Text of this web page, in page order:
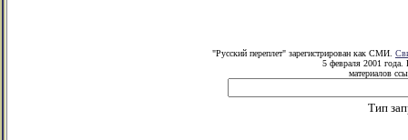
"Русский переплет" зарегистрирован как СМИ.
5 февраля 2001 года.
материалов
Тип